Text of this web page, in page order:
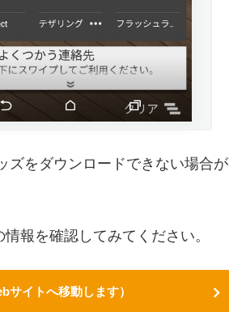
ズをダウンロードできない場合が
報を確認してみてください。
サイトへ移動します）